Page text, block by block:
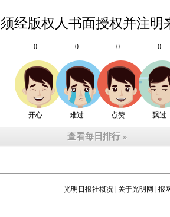
经版权人书面授权并注明
0
开心
0
难过
0
点赞
0
飘过
查看每日排行 »
光明日报社概况 关于光明网 报